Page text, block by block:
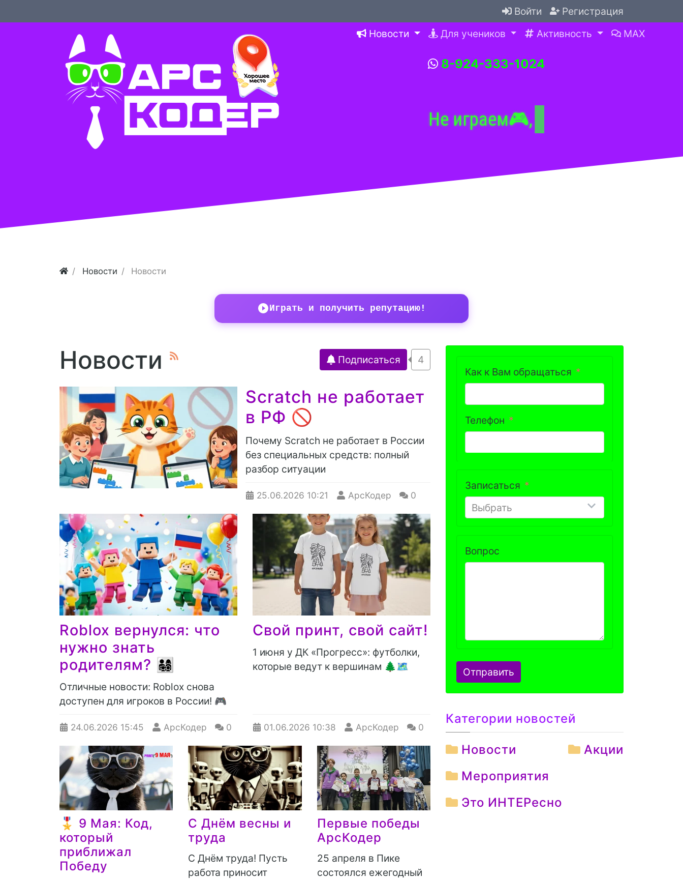
Войти
Регистрация
Новости
Для учеников Активность MAX
8-924-333-1024
Новости Новости
Играть и получить репутацию!
Новости Подписаться 4
Scratch не работает
в РФ 🚫
​Почему Scratch не работает в России
без специальных средств: полный
разбор ситуации
25.06.2026 10:21 АрсКодер 0
Roblox вернулся: что
нужно знать
родителям? 👨‍👩‍👧‍👦
Отличные новости: Roblox снова
доступен для игроков в России! 🎮
24.06.2026 15:45 АрсКодер 0
Свой принт, свой сайт!
​1 июня у ДК «Прогресс»: футболки,
которые ведут к вершинам 🌲🗺️
01.06.2026 10:38 АрсКодер 0
🎖 9 Мая: Код,
который
приближал
Победу
С Днём весны и
труда
С Днём труда! Пусть
работа приносит
Первые победы
АрсКодер
25 апреля в Пике
состоялся ежегодный
Как к Вам обращаться
Телефон
Записаться
Выбрать
Вопрос
Отправить
Категории новостей
Новости
Акции
Мероприятия
Это ИНТЕРесно